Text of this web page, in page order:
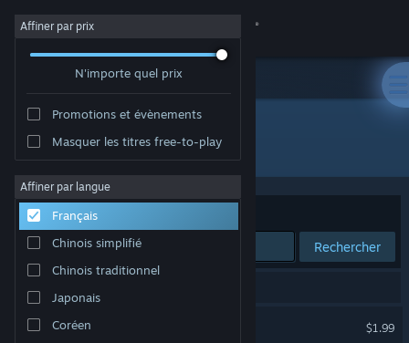
Se connecter
Magasin
À propos
Support
Changer la langue
Télécharger l'application mobile Steam
Affiner par prix
N'importe quel prix
Promotions et évènements
Masquer les titres free-to-play
Affiner par langue
Français
Chinois simplifié
Chinois traditionnel
Japonais
Coréen
Développement : Un Pas Fragile Team
Trier par Pertinence
Rechercher
$1.99